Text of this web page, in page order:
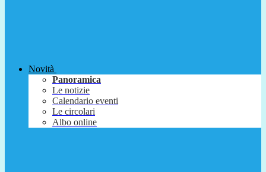
Novità
Panoramica
Le notizie
Calendario eventi
Le circolari
Albo online